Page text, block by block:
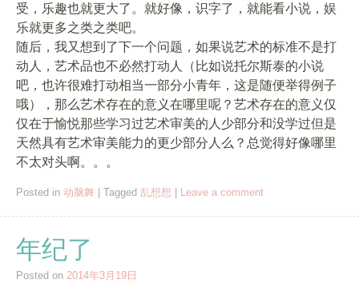
受，乐趣也就更大了。就好像，识字了，就能看小说，娱
乐就更多之类之类吧。
随后，我又想到了下一个问题，如果说艺术的标准不是打
动人，艺术品也不必然打动人（比如说托尔斯泰的小说
吧，也许很难打动相当一部分小青年，这是随便举得例子
哦），那么艺术存在的意义在哪里呢？艺术存在的意义仅
仅在于愉悦那些学习过艺术审美的人少部分和没学过但是
天然具有艺术审美能力的更少部分人么？总觉得好像哪里
不太对头啊。。。
Posted in 动脑舞 Tagged 乱想想 Leave a comment
年纪了
Posted on 2014年3月19日